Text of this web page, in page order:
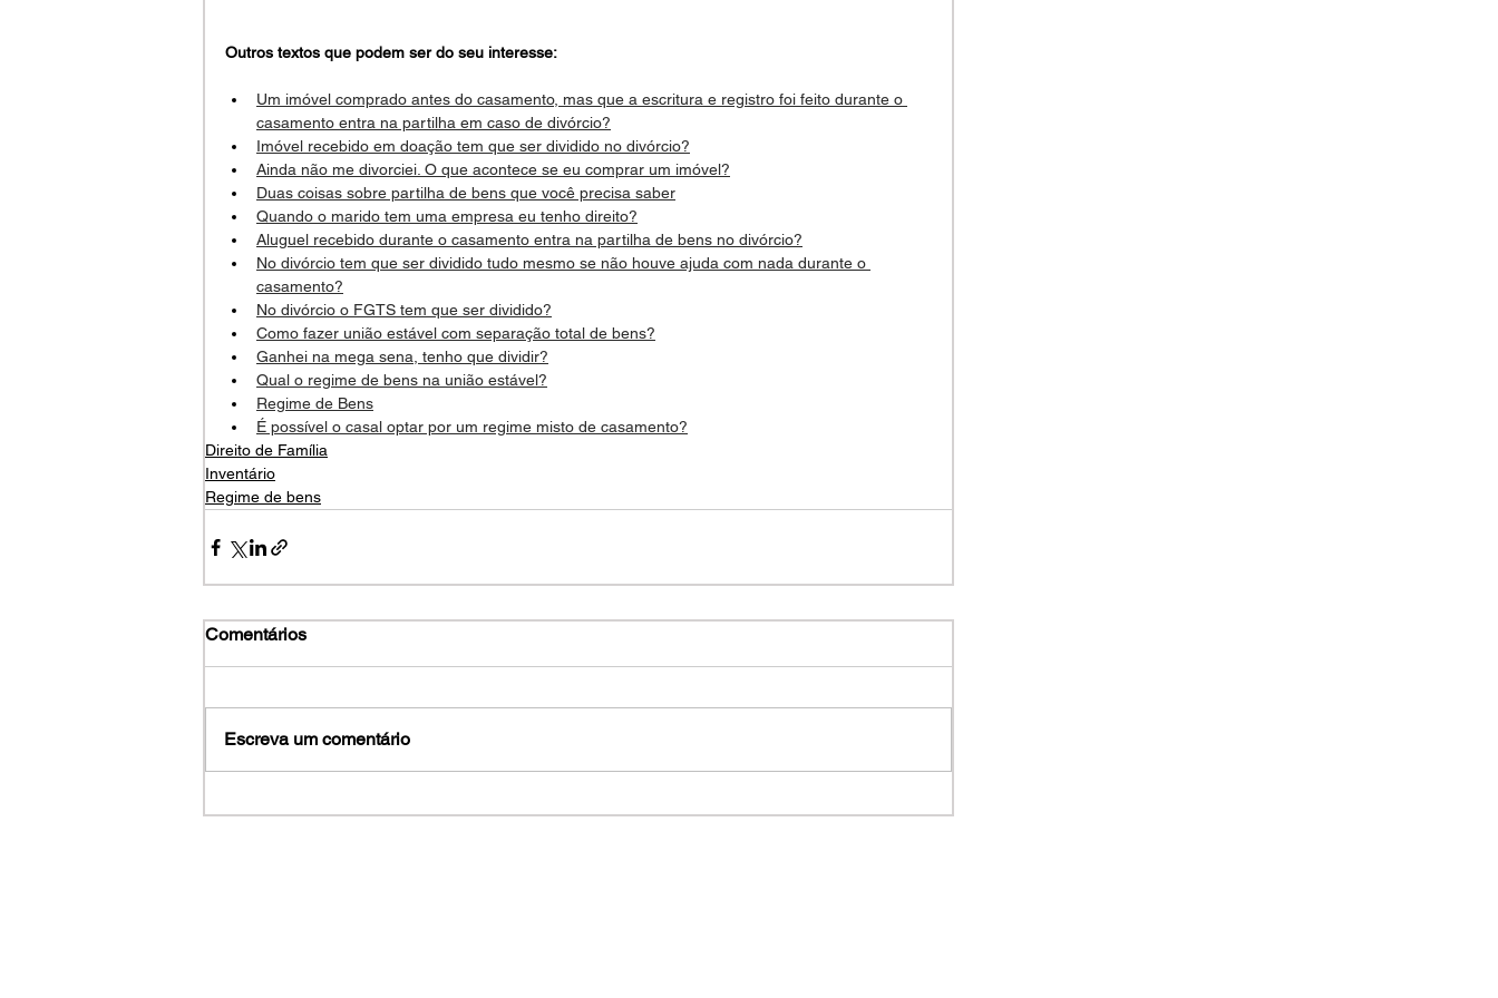
Outros textos que podem ser do seu interesse:
Um imóvel comprado antes do casamento, mas que a escritura e registro foi feito durante o
casamento entra na partilha em caso de divórcio?
Imóvel recebido em doação tem que ser dividido no divórcio?
Ainda não me divorciei. O que acontece se eu comprar um imóvel?
Duas coisas sobre partilha de bens que você precisa saber
Quando o marido tem uma empresa eu tenho direito?
Aluguel recebido durante o casamento entra na partilha de bens no divórcio?
No divórcio tem que ser dividido tudo mesmo se não houve ajuda com nada durante o
casamento?
No divórcio o FGTS tem que ser dividido?
Como fazer união estável com separação total de bens?
Ganhei na mega sena, tenho que dividir?
Qual o regime de bens na união estável?
Regime de Bens
É possível o casal optar por um regime misto de casamento?
Direito de Família
Inventário
Regime de bens
Comentários
Escreva um comentário